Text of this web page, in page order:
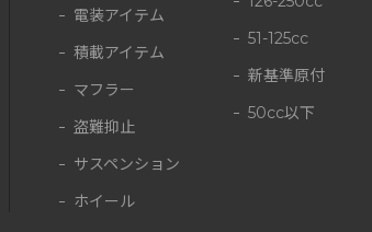
電装アイテム
積載アイテム
マフラー
盗難抑止
サスペンション
ホイール
51-125cc
新基準原付
50cc以下